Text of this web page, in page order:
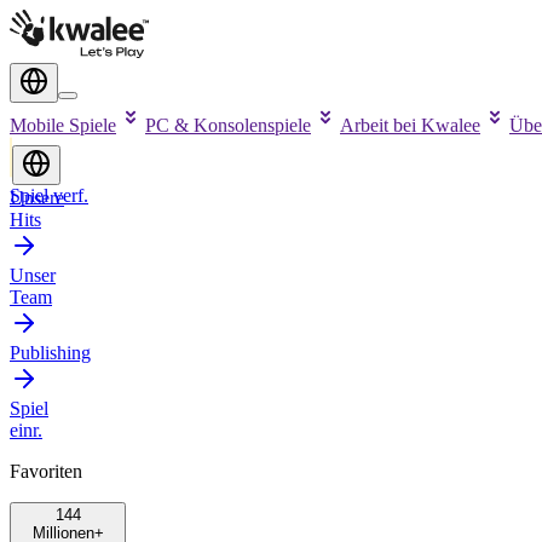
Mobile Spiele PC & Konsolenspiele Arbeit bei Kwalee
Spiel verf.
Unsere
Hits
Unser
Team
Publishing
Spiel
einr.
Favoriten
144
Millionen+